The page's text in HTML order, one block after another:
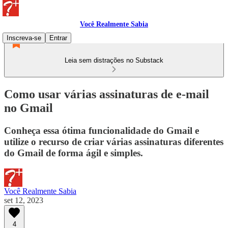
Você Realmente Sabia
Inscreva-se
Entrar
Leia sem distrações no Substack
Como usar várias assinaturas de e-mail
no Gmail
Conheça essa ótima funcionalidade do Gmail e
utilize o recurso de criar várias assinaturas diferentes
do Gmail de forma ágil e simples.
Você Realmente Sabia
set 12, 2023
4